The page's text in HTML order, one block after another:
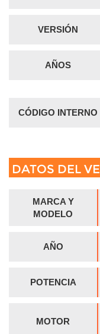
VERSIÓN
AÑOS
CÓDIGO INTERNO
DATOS DEL
MARCA Y
MODELO
AÑO
POTENCIA
MOTOR